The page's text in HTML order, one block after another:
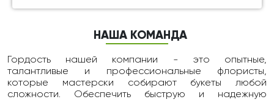
НАША КОМАНДА
Гордость нашей компании - это опытные,
талантливые и профессиональные флористы,
которые мастерски собирают букеты любой
сложности. Обеспечить быструю и надежную